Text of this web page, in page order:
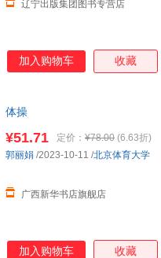
辽宁出版集团图书专营店
加入购物车 收藏
体操
¥51.71 定价： ¥78.00 (6.63折)
广西新华书店旗舰店
郭丽娟 /2023-10-11 /北京体育大学
加入购物车 收藏